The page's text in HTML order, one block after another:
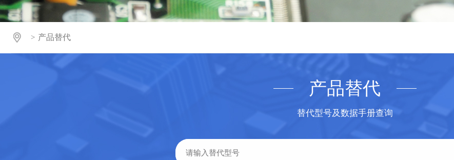
> 产品替代
产品替代
替代型号及数据手册查询